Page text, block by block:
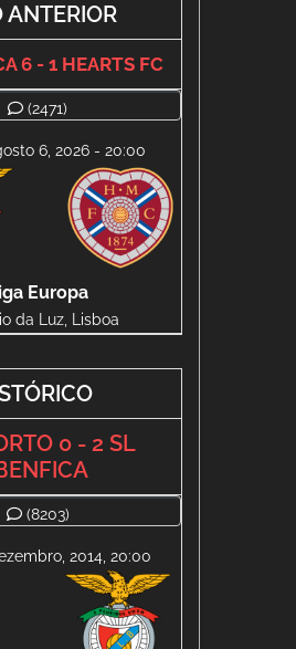
ANTERIOR
6 - 1 HEARTS FC
(2471)
6, 2026 - 20:00
Europa
da Luz, Lisboa
0 - 2 SL
(8203)
2014, 20:00